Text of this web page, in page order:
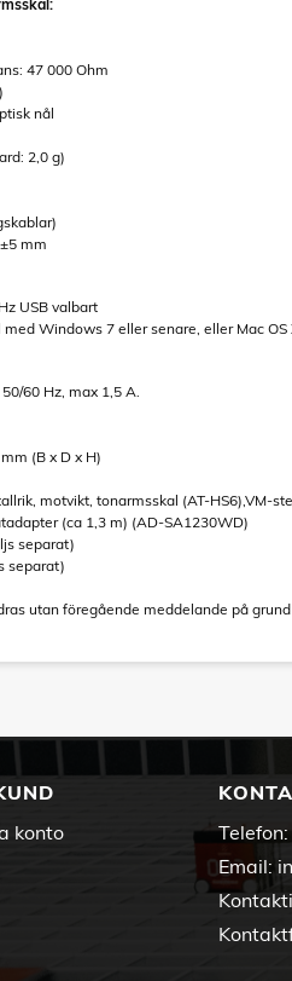
47 000 Ohm
nål
2,0 g)
mm
USB valbart
Windows 7 eller senare, eller Mac OS
60 Hz, max 1,5 A.
(B x D x H)
motvikt, tonarmsskal (AT-HS6),VM-
(ca 1,3 m) (AD-SA1230WD)
separat)
separat)
utan föregående meddelande på
konto
Telefon:
Email: